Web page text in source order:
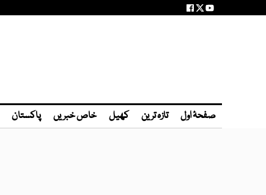
صفحۂ اول تازہ ترین کھیل خاص خبریں پاکستان